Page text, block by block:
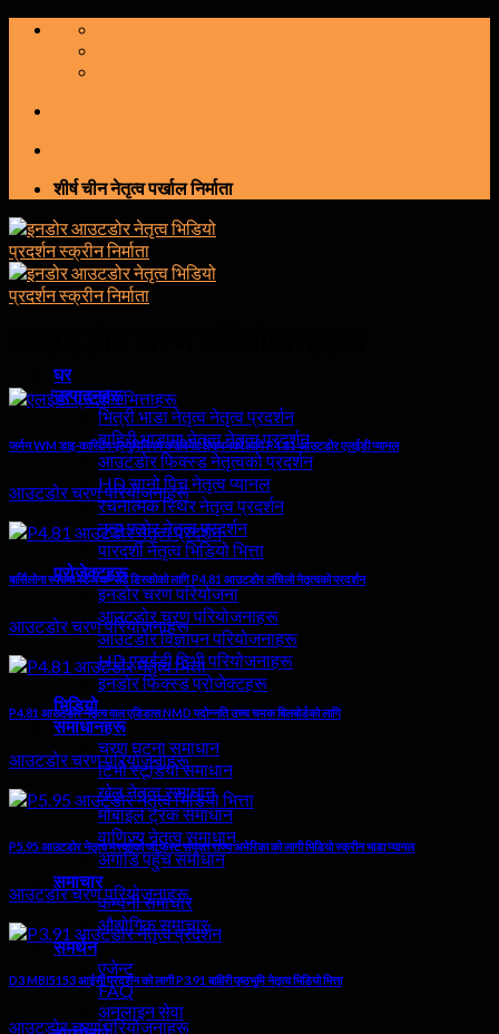
सामग्रीमा
शीर्ष चीन नेतृत्व पर्खाल निर्माता
घर
उत्पादनहरू
भित्री भाडा नेतृत्व नेतृत्व प्रदर्शन
बाहिरी भाडामा नेतृत्व नेतृत्व प्रदर्शन
आउटडोर फिक्स्ड नेतृत्वको प्रदर्शन
HD सानो पिच नेतृत्व प्यानल
रचनात्मक स्थिर नेतृत्व प्रदर्शन
नृत्य फ्लोर नेतृत्व प्रदर्शन
पारदर्शी नेतृत्व भिडियो भित्ता
प्रोजेक्टहरू
इनडोर चरण परियोजना
आउटडोर चरण परियोजनाहरू
आउटडोर विज्ञापन परियोजनाहरू
HD एलईडी टिभी परियोजनाहरू
इनडोर फिक्स्ड प्रोजेक्टहरू
भिडियो
समाधानहरू
चरण घटना समाधान
टिभी स्टूडियो समाधान
खेल नेतृत्व समाधान
मोबाइल ट्रक समाधान
वाणिज्य नेतृत्व समाधान
अगाडि पहुँच समाधान
समाचार
कम्पनी समाचार
औद्योगिक समाचार
समर्थन
एजेन्ट
FAQ
अनलाइन सेवा
जर्मन WM डाइ-कास्टिंग एल्युमिनियम क्याबिनेट स्क्रिनको लागि P4.81 आउटडोर एलईडी प्यानल
आउटडोर चरण परियोजनाहरू
बार्सिलोना स्पेनमा स्टेज कन्सर्ट डिस्कोको लागि P4.81 आउटडोर लचिलो नेतृत्वको प्रदर्शन
आउटडोर चरण परियोजनाहरू
P4.81 आउटडोर नेतृत्व वाल एडिडास NMD पदोन्नति उच्च चमक बिलबोर्डको लागि
आउटडोर चरण परियोजनाहरू
P5.95 आउटडोर नेतृत्व मस्कोको जी फेस्ट संयुक्त राज्य अमेरिका को लागी भिडियो स्क्रीन भाडा प्यानल
आउटडोर चरण परियोजनाहरू
D3 MBI5153 आईसी प्रदर्शन को लागी P3.91 बाहिरी पृष्ठभूमि नेतृत्व भिडियो भित्ता
आउटडोर चरण परियोजनाहरू